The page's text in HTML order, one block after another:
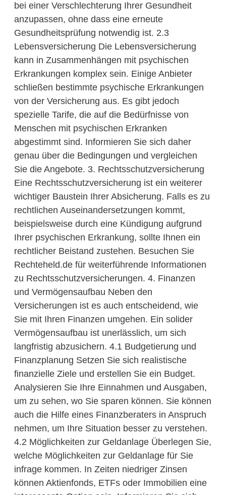
bei einer Verschlechterung Ihrer Gesundheit
anzupassen, ohne dass eine erneute
Gesundheitsprüfung notwendig ist. 2.3
Lebensversicherung Die Lebensversicherung
kann in Zusammenhängen mit psychischen
Erkrankungen komplex sein. Einige Anbieter
schließen bestimmte psychische Erkrankungen
von der Versicherung aus. Es gibt jedoch
spezielle Tarife, die auf die Bedürfnisse von
Menschen mit psychischen Erkranken
abgestimmt sind. Informieren Sie sich daher
genau über die Bedingungen und vergleichen
Sie die Angebote. 3. Rechtsschutzversicherung
Eine Rechtsschutzversicherung ist ein weiterer
wichtiger Baustein Ihrer Absicherung. Falls es zu
rechtlichen Auseinandersetzungen kommt,
beispielsweise durch eine Kündigung aufgrund
Ihrer psychischen Erkrankung, sollte Ihnen ein
rechtlicher Beistand zustehen. Besuchen Sie
Rechteheld.de für weiterführende Informationen
zu Rechtsschutzversicherungen. 4. Finanzen
und Vermögensaufbau Neben den
Versicherungen ist es auch entscheidend, wie
Sie mit Ihren Finanzen umgehen. Ein solider
Vermögensaufbau ist unerlässlich, um sich
langfristig abzusichern. 4.1 Budgetierung und
Finanzplanung Setzen Sie sich realistische
finanzielle Ziele und erstellen Sie ein Budget.
Analysieren Sie Ihre Einnahmen und Ausgaben,
um zu sehen, wo Sie sparen können. Sie können
auch die Hilfe eines Finanzberaters in Anspruch
nehmen, um Ihre Situation besser zu verstehen.
4.2 Möglichkeiten zur Geldanlage Überlegen Sie,
welche Möglichkeiten zur Geldanlage für Sie
infrage kommen. In Zeiten niedriger Zinsen
können Aktienfonds, ETFs oder Immobilien eine